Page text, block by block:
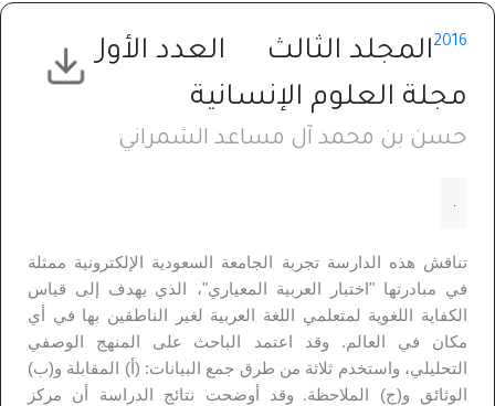
2016المجلد الثالث
العدد الأول
مجلة العلوم الإنسانية
حسن بن محمد آل مساعد الشمراني
.
تناقش هذه الدارسة تجربة الجامعة السعودية الإلكترونية ممثلة
في مبادرتها "اختبار العربية المعياري"، الذي يهدف إلى قياس
الكفاية اللغوية لمتعلمي اللغة العربية لغير الناطقين بها في أي
مكان في العالم. وقد اعتمد الباحث
على المنهج الوصفي
التحليلي، واستخدم ثلاثة من طرق جمع البيانات: (أ) المقابلة و(ب)
الوثائق و(ج) الملاحظة. وقد أوضحت نتائج الدراسة أن مركز